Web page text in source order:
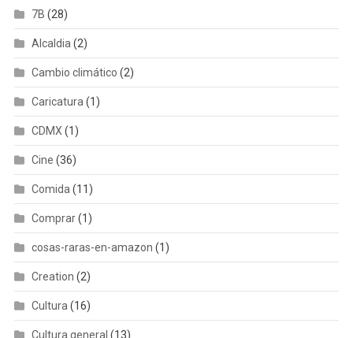
7B (28)
Alcaldia (2)
Cambio climático (2)
Caricatura (1)
CDMX (1)
Cine (36)
Comida (11)
Comprar(1)
cosas-raras-en-amazon (1)
Creation (2)
Cultura (16)
Cultura general (13)